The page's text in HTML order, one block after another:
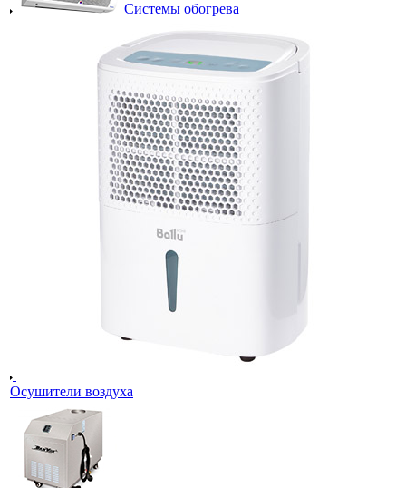
Системы обогрева
Осушители воздуха